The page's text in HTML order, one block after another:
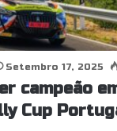
Setembro 17, 2025
campeão
Cup